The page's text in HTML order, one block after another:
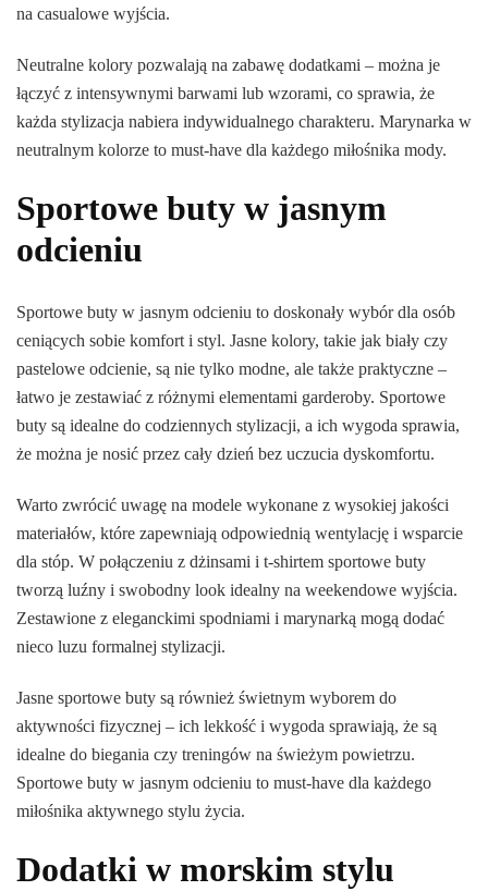
na casualowe wyjścia.
Neutralne kolory pozwalają na zabawę dodatkami – można je
łączyć z intensywnymi barwami lub wzorami, co sprawia, że
każda stylizacja nabiera indywidualnego charakteru. Marynarka w
neutralnym kolorze to must-have dla każdego miłośnika mody.
Sportowe buty w jasnym
odcieniu
Sportowe buty w jasnym odcieniu to doskonały wybór dla osób
ceniących sobie komfort i styl. Jasne kolory, takie jak biały czy
pastelowe odcienie, są nie tylko modne, ale także praktyczne –
łatwo je zestawiać z różnymi elementami garderoby. Sportowe
buty są idealne do codziennych stylizacji, a ich wygoda sprawia,
że można je nosić przez cały dzień bez uczucia dyskomfortu.
Warto zwrócić uwagę na modele wykonane z wysokiej jakości
materiałów, które zapewniają odpowiednią wentylację i wsparcie
dla stóp. W połączeniu z dżinsami i t-shirtem sportowe buty
tworzą luźny i swobodny look idealny na weekendowe wyjścia.
Zestawione z eleganckimi spodniami i marynarką mogą dodać
nieco luzu formalnej stylizacji.
Jasne sportowe buty są również świetnym wyborem do
aktywności fizycznej – ich lekkość i wygoda sprawiają, że są
idealne do biegania czy treningów na świeżym powietrzu.
Sportowe buty w jasnym odcieniu to must-have dla każdego
miłośnika aktywnego stylu życia.
Dodatki w morskim stylu